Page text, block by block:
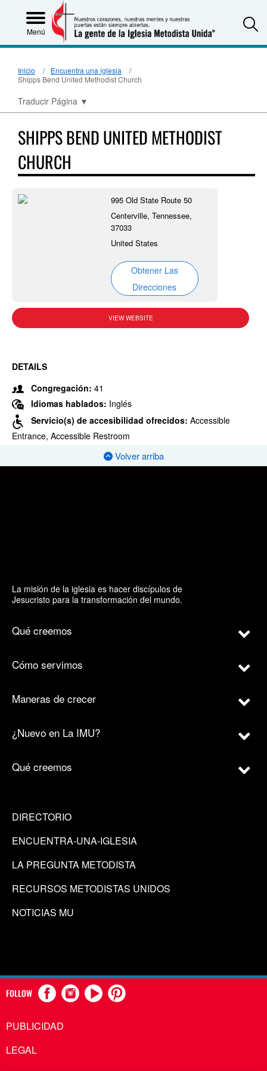
Menú
Inicio
Encuentra una iglesia
Shipps Bend United Methodist Church
Traducir Página ▼
SHIPPS BEND UNITED METHODIST
CHURCH
995 Old State Route 50
Centerville, Tennessee,
37033
United States
Obtener Las
Direcciones
VIEW WEBSITE
DETAILS
Congregación: 41
Idiomas hablados: Inglés
Servicio(s) de accesibilidad ofrecidos: Accessible
Entrance, Accessible Restroom
Volver arriba
La misión de la iglesia es hacer discípulos de
Jesucristo para la transformación del mundo.
Qué creemos
Cómo servimos
Maneras de crecer
¿Nuevo en La IMU?
Qué creemos
DIRECTORIO
ENCUENTRA-UNA-IGLESIA
LA PREGUNTA METODISTA
RECURSOS METODISTAS UNIDOS
NOTICIAS MU
FOLLOW
PUBLICIDAD
LEGAL